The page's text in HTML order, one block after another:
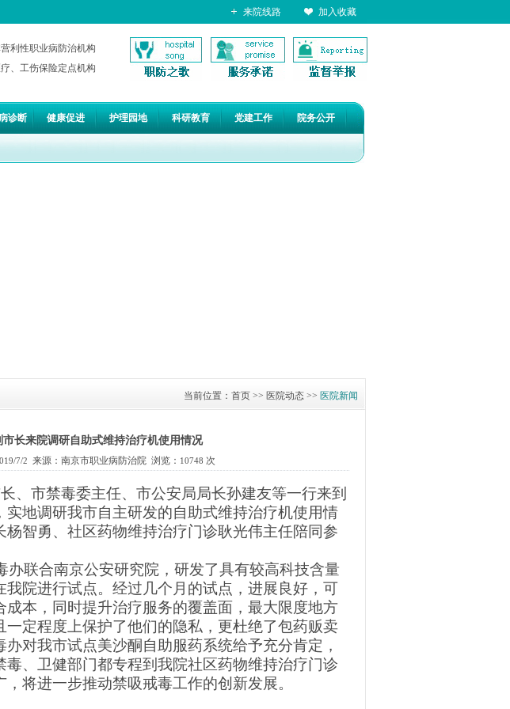
来院线路 加入收藏
利性职业病防治机构
疗、工伤保险定点机构
诊断 健康促进 护理园地 科研教育 党建工作 院务公开
当前位置：首页 >> 医院动态 >> 医院新闻
市长来院调研自助式维持治疗机使用情况
7/2 来源：南京市职业病防治院 浏览： 10748 次
、市禁毒委主任、市公安局局长孙建友等一行来到
地调研我市自主研发的自助式维持治疗机使用情
智勇、社区药物维持治疗门诊耿光伟主任陪同参
办联合南京公安研究院，研发了具有较高科技含量
我院进行试点。经过几个月的试点，进展良好，可
本，同时提升治疗服务的覆盖面，最大限度地方
定程度上保护了他们的隐私，更杜绝了包药贩卖
对我市试点美沙酮自助服药系统给予充分肯定，
、卫健部门都专程到我院社区药物维持治疗门诊
将进一步推动禁吸戒毒工作的创新发展。